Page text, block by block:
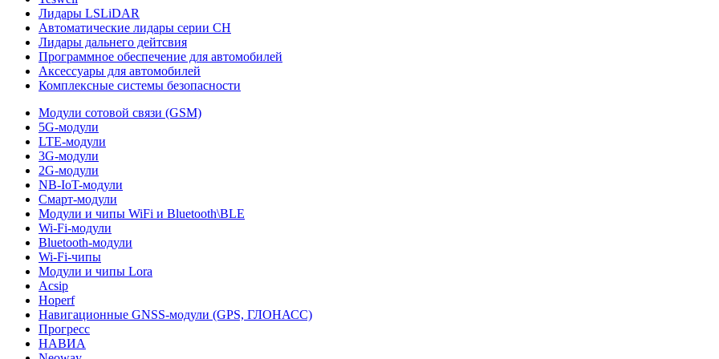
Лидары LSLiDAR
Автоматические лидары серии CH
Лидары дальнего дейтсвия
Программное обеспечение для автомобилей
Аксессуары для автомобилей
Комплексные системы безопасности
Модули сотовой связи (GSM)
5G-модули
LTE-модули
3G-модули
2G-модули
NB-IoT-модули
Смарт-модули
Модули и чипы WiFi и Bluetooth\BLE
Wi-Fi-модули
Bluetooth-модули
Wi-Fi-чипы
Модули и чипы Lora
Acsip
Hoperf
Навигационные GNSS-модули (GPS, ГЛОНАСС)
Прогресс
НАВИА